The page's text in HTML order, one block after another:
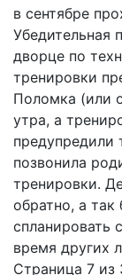
в сентябре
Убедительная
дворце по
тренировки
Поломка (или
утра, а
предупредили
позвонила
тренировки.
обратно, а
спланировать
время других
Страница 7 из